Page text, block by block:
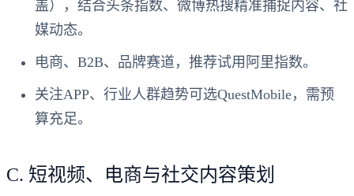
盖），结合头条指数、微博热搜精准捕捉内容、社
媒动态。
电商、B2B、品牌赛道，推荐试用 阿里指数。
关注APP、行业人群趋势可选QuestMobile，需预
算充足。
C. 短视频、电商与社交内容策划